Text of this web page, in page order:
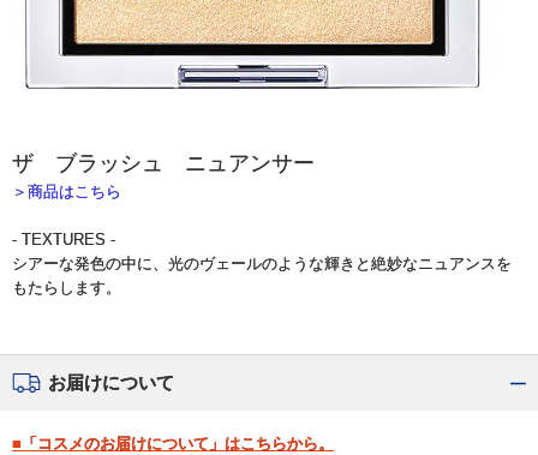
ザ ブラッシュ ニュアンサー
＞商品はこちら
- TEXTURES -
シアーな発色の中に、光のヴェールのような輝きと絶妙なニュアンスを
もたらします。
お届けについて
■「コスメのお届けについて」はこちらから。